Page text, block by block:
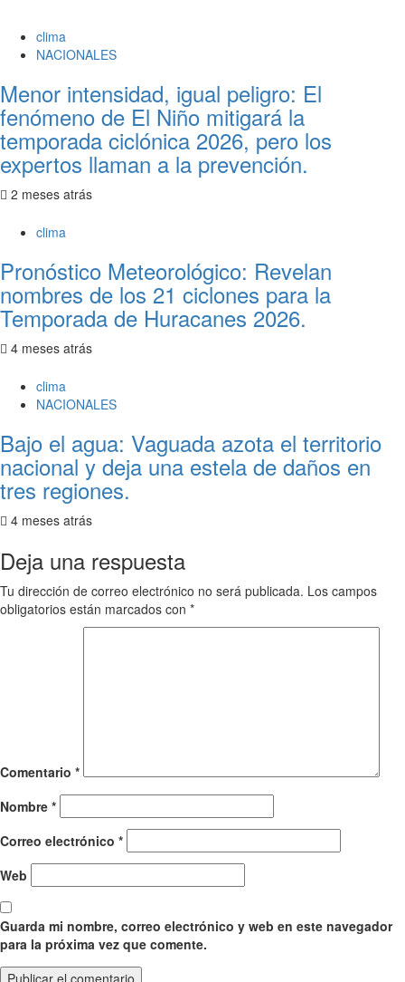
clima
NACIONALES
Menor intensidad, igual peligro: El
fenómeno de El Niño mitigará la
temporada ciclónica 2026, pero los
expertos llaman a la prevención.
2 meses atrás
clima
Pronóstico Meteorológico: Revelan
nombres de los 21 ciclones para la
Temporada de Huracanes 2026.
4 meses atrás
clima
NACIONALES
Bajo el agua: Vaguada azota el territorio
nacional y deja una estela de daños en
tres regiones.
4 meses atrás
Deja una respuesta
Tu dirección de correo electrónico no será publicada. Los campos
obligatorios están marcados con *
Comentario *
Nombre *
Correo electrónico *
Web
Guarda mi nombre, correo electrónico y web en este navegador
para la próxima vez que comente.